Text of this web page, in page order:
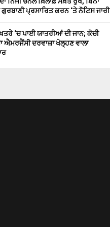
ਪ੍ਰਸਾਰਿਤ ਕਰਨ ‘ਤੇ ਨੋਟਿਸ ਜਾਰੀ
‘ਚ ਪਾਈ ਯਾਤਰੀਆਂ ਦੀ ਜਾਨ; ਕੋਚੀ
ਐਮਰਜੈਂਸੀ ਦਰਵਾਜ਼ਾ ਖੋਲ੍ਹਣ ਵਾਲਾ